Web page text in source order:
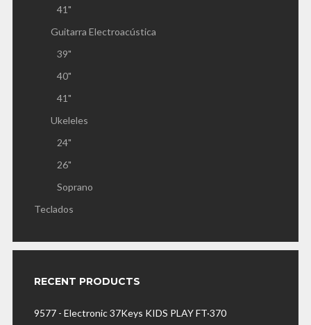
41"
Guitarra Electroacústica
39"
40"
41"
Ukeleles
24"
26"
Soprano
Teclados
RECENT PRODUCTS
9577 - Electronic 37Keys KIDS PLAY FT·370